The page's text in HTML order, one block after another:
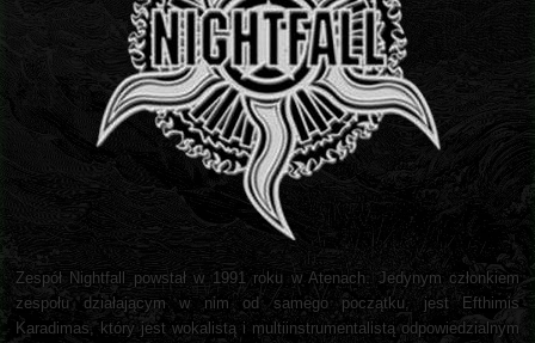
Zespół Nightfall powstał w 1991 roku w Atenach. Jedynym członkiem
zespołu działającym w nim od samego początku, jest Efthimis
Karadimas, który jest wokalistą i multiinstrumentalistą odpowiedzialnym